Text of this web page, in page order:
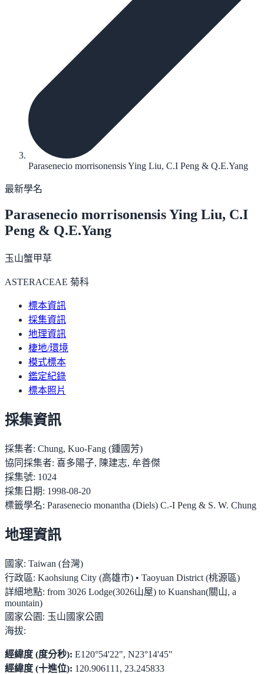
Parasenecio morrisonensis Ying Liu, C.I Peng & Q.E.Yang
最新學名
Parasenecio morrisonensisYing Liu, C.I
Peng & Q.E.Yang
玉山蟹甲草
ASTERACEAE 菊科
標本資訊
採集資訊
地理資訊
棲地/環境
模式標本
鑑定紀錄
標本照片
採集資訊
採集者: Chung, Kuo-Fang (鍾國芳)
協同採集者: 喜多陽子, 陳建志, 牟善傑
採集號: 1024
採集日期: 1998-08-20
標籤學名: Parasenecio monantha (Diels) C.-I Peng & S. W. Chung
地理資訊
國家: Taiwan (台灣)
行政區: Kaohsiung City (高雄市) • Taoyuan District (桃源區)
詳細地點: from 3026 Lodge(3026山屋) to Kuanshan(關山, a
mountain)
國家公園: 玉山國家公園
海拔:
經緯度 (度分秒): E120°54'22", N23°14'45"
經緯度 (十進位): 120.906111, 23.245833